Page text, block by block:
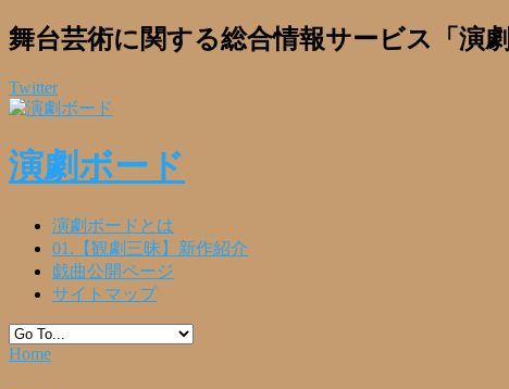
舞台芸術に関する総合情報サービス「演劇
Twitter
演劇ボード
演劇ボードとは
01.【観劇三昧】新作紹介
戯曲公開ページ
サイトマップ
Home